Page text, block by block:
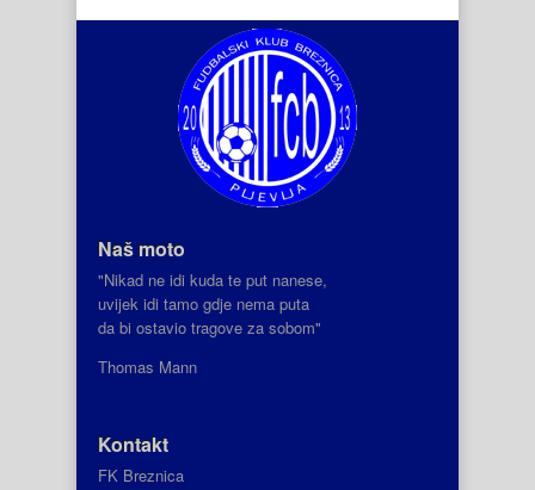
Naš moto
"Nikad ne idi kuda te put nanese,
uvijek idi tamo gdje nema puta
da bi ostavio tragove za sobom"
Thomas Mann
Kontakt
FK Breznica